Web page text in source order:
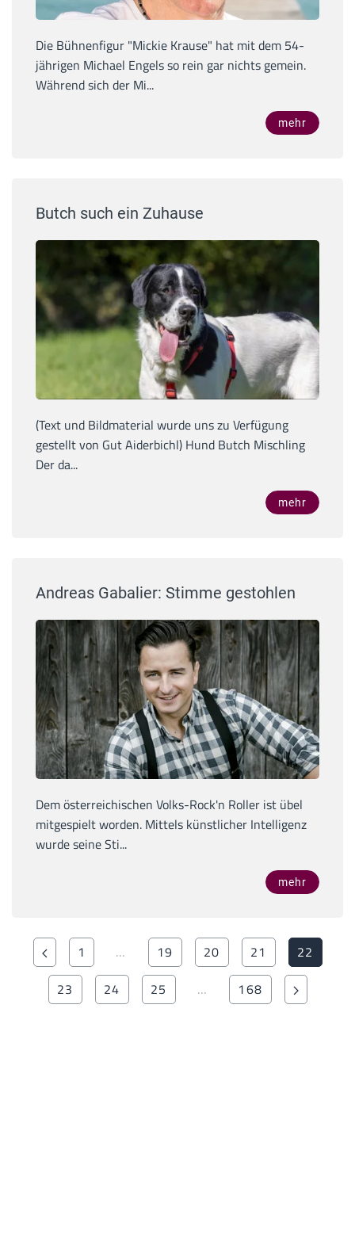
Die Bühnenfigur "Mickie Krause" hat mit dem 54-
jährigen Michael Engels so rein gar nichts gemein.
Während sich der Mi...
mehr
Butch such ein Zuhause
(Text und Bildmaterial wurde uns zu Verfügung
gestellt von Gut Aiderbichl) Hund Butch Mischling
Der da...
mehr
Andreas Gabalier: Stimme gestohlen
Dem österreichischen Volks-Rock'n Roller ist übel
mitgespielt worden. Mittels künstlicher Intelligenz
wurde seine Sti...
mehr
1 … 19 20 21
22
23
24 25 … 168